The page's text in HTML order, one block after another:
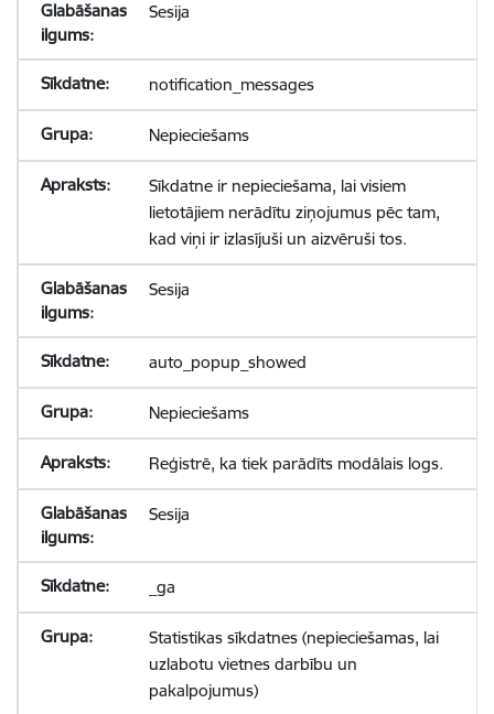
Sesija
notification_messages
Nepieciešams
Sīkdatne ir nepieciešama, lai visiem
lietotājiem nerādītu ziņojumus pēc tam,
kad viņi ir izlasījuši un aizvēruši tos.
Sesija
auto_popup_showed
Nepieciešams
Reģistrē, ka tiek parādīts modālais logs.
Sesija
_ga
Statistikas sīkdatnes (nepieciešamas, lai
uzlabotu vietnes darbību un
pakalpojumus)